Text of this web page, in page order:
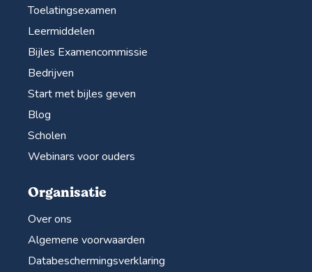
Toelatingsexamen
Leermiddelen
Bijles Examencommissie
Bedrijven
Start met bijles geven
Blog
Scholen
Webinars voor ouders
Organisatie
Over ons
Algemene voorwaarden
Databeschermingsverklaring